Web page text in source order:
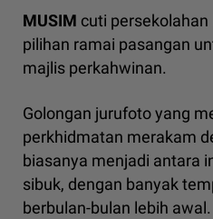
MUSIM cuti
pilihan ramai pasangan
majlis perkahwinan.
Golongan jurufoto yang
perkhidmatan merakam
biasanya menjadi antara
sibuk, dengan banyak
berbulan-bulan lebih awal.